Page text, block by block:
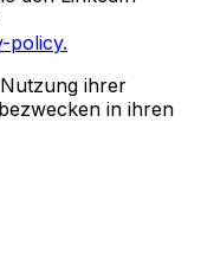
policy.
ihrer
in ihren